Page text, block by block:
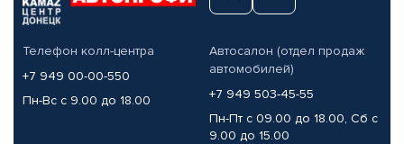
Телефон колл-центра
+7 949 00-00-550
Пн-Вс с 9.00 до 18.00
Автосалон (отдел продаж
автомобилей)
+7 949 503-45-55
Пн-Пт с 09.00 до 18.00, Сб с
9.00 до 15.00